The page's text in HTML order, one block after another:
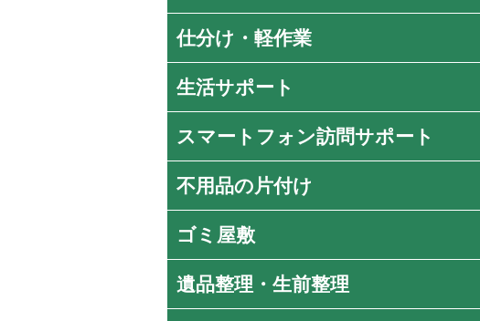
仕分け・軽作業
生活サポート
スマートフォン訪問サポート
不用品の片付け
ゴミ屋敷
遺品整理・生前整理